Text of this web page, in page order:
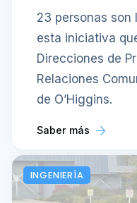
23 personas son
esta iniciativa
Direcciones de
Relaciones
de O’Higgins.
Saber más
INGENIERÍA